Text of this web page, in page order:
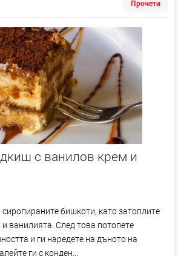
Прочети
с ванилов крем и
бишкоти, като затоплите
ванилията. След това потопете
и ги наредете на дъното на
ги с конден...